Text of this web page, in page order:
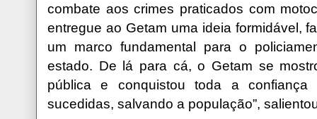
combate aos crimes praticados com
entregue ao Getam uma ideia formidável,
um marco fundamental para o
estado. De lá para cá, o Getam se
pública e conquistou toda a confiança
sucedidas, salvando a população”,